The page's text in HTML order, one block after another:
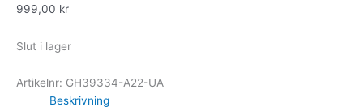
999,00 kr
Slut i lager
Artikelnr: GH39334-A22-UA
Beskrivning